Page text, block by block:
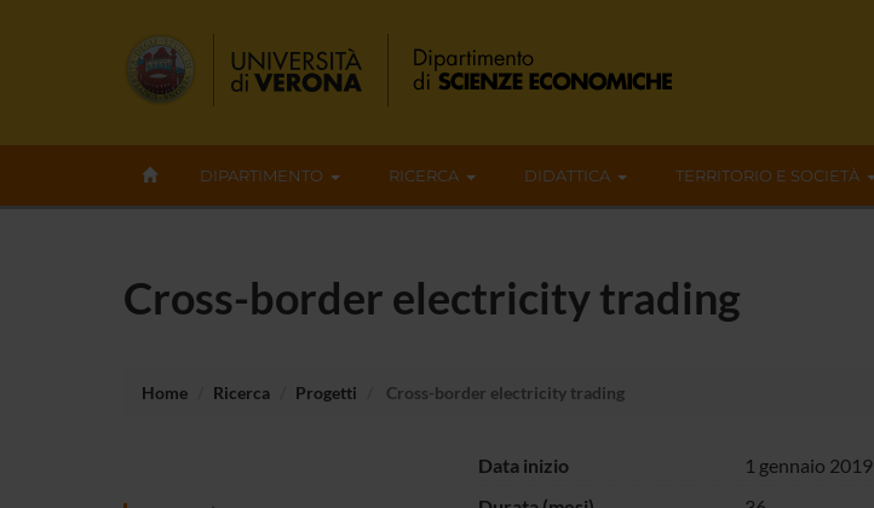
DIPARTIMENTO RICERCA DIDATTICA TERRITORIO E SOCIETÀ
Cross-border electricity trading
Home Ricerca Progetti Cross-border electricity trading
Data inizio
1 gennaio 2019